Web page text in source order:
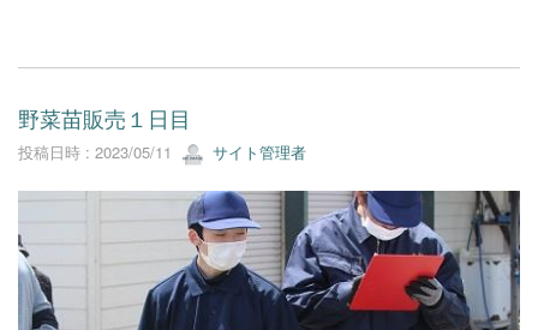
野菜苗販売１日目
投稿日時 : 2023/05/11 サイト管理者